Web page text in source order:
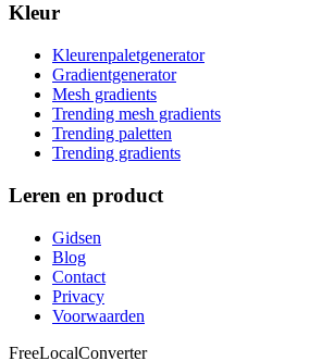
Kleur
Kleurenpaletgenerator
Gradientgenerator
Mesh gradients
Trending mesh gradients
Trending paletten
Trending gradients
Leren en product
Gidsen
Blog
Contact
Privacy
Voorwaarden
FreeLocalConverter